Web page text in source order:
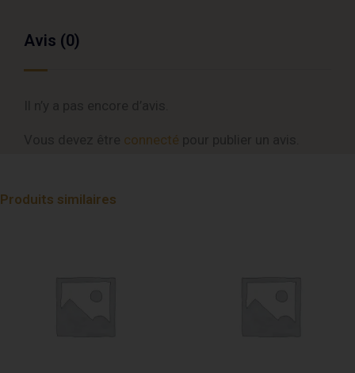
Avis (0)
connecté
Produits similaires